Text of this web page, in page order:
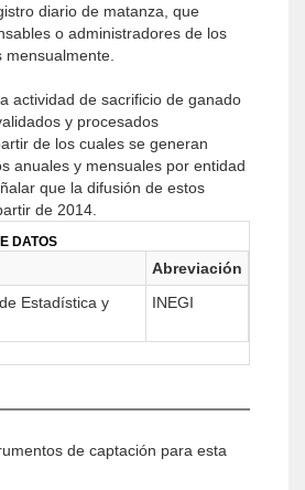
diario de matanza, que
o administradores de los
actividad de sacrificio de ganado
y procesados
de los cuales se generan
anuales y mensuales por entidad
que la difusión de estos
de 2014.
DATOS
Abreviación
Estadística y
INEGI
de captación para esta